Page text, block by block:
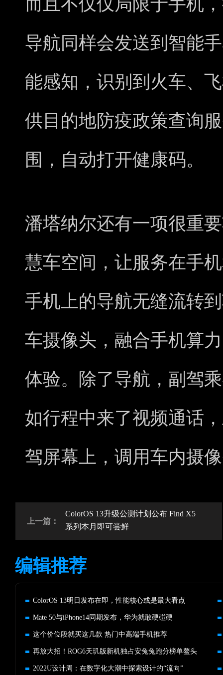
而且不仅仅局限于手机
导航同样会发送到智能
能感知，识别到火车、
供目的地防疫政策查询
围，自动打开健康码。
潘塔纳尔还有一项很重
慧车空间，让服务在手
手机上的导航无缝流转
车摄像头，融合手机算
体验。除了导航，副驾
如行程中来了视频通话
驾屏幕上，调用车内摄
上一篇：
ColorOS 13升级公测计划公布 Find X5
系列本月即可尝鲜
编辑推荐
ColorOS 13明日发布在即，性能核心或是最大看点
Mate 50与iPhone14同期发布，华为就敢硬碰硬
这个价位段就买这几款 热门中高端手机推荐
再放大招！ROG6天玑版新机独占安兔兔跑分榜单鳌头
2022U设计周：在数字化大潮中探索设计的“流向”